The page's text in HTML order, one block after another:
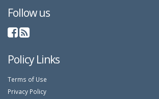
Follow us
Policy Links
Terms of Use
Privacy Policy